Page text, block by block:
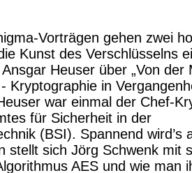
Vorträgen gehen zwei
Kunst des Verschlüsselns
Heuser über „Von der
Kryptographie in
war einmal der Chef-
für Sicherheit in der
(BSI). Spannend wird’s
stellt sich Jörg Schwenk mit
AES und wie man